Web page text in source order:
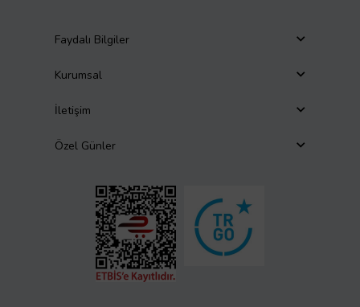
Faydalı Bilgiler
Kurumsal
İletişim
Özel Günler